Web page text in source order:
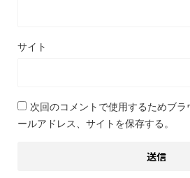
サイト
次回のコメントで使用するためブ
ールアドレス、サイトを保存する。